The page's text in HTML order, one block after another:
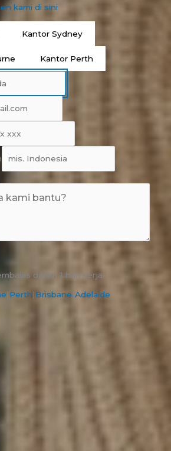
kami di sini
Kantor Sydney
Kantor Perth
dalam 1 hari kerja.
|Perth|Brisbane|Adelaide